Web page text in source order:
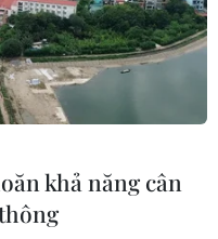
bộ
lục
khả năng cân